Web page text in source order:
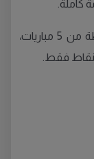
كاملة.
حقق ليفربول العلامة الكاملة برصيد 15 نقطة من 5 مباريات،